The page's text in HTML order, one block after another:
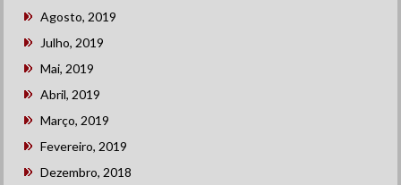
Agosto, 2019
Julho, 2019
Mai, 2019
Abril, 2019
Março, 2019
Fevereiro, 2019
Dezembro, 2018